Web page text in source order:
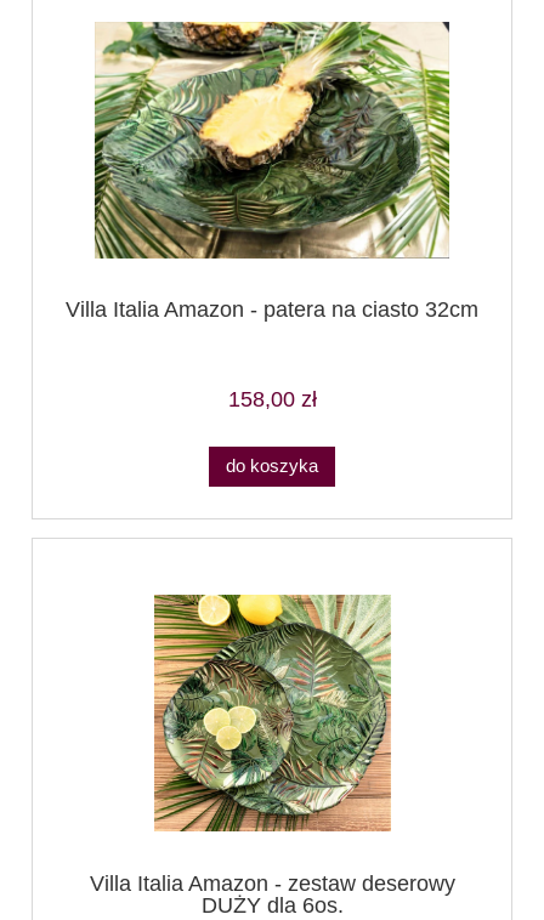
Villa Italia Amazon - patera na ciasto 32cm
158,00 zł
do koszyka
Villa Italia Amazon - zestaw deserowy
DUŻY dla 6os.